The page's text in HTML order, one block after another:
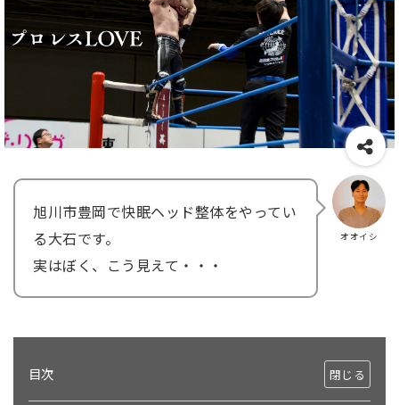
オオイシ
旭川市豊岡で快眠ヘッド整体をやってい
る大石です。
実はぼく、こう見えて・・・
目次